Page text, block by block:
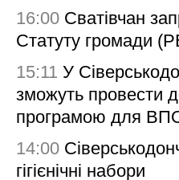
16:00 Сватівчан
Статуту громади
15:11 У
зможуть провести
програмою для
14:00
гігієнічні набори